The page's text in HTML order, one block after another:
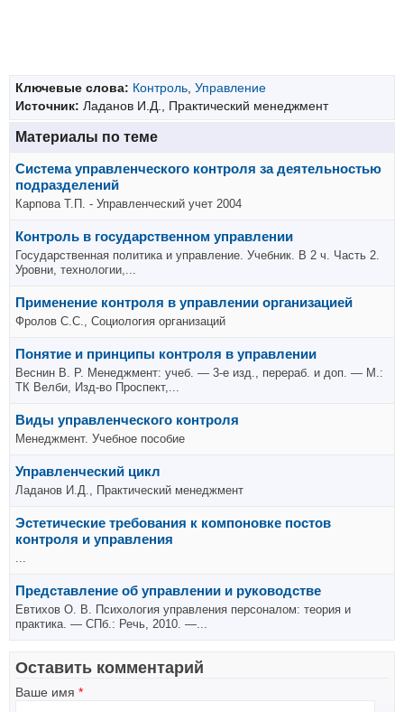
Ключевые слова: Контроль, Управление
Источник: Ладанов И.Д., Практический менеджмент
Материалы по теме
Система управленческого контроля за деятельностью
подразделений
Карпова Т.П. - Управленческий учет 2004
Контроль в государственном управлении
Государственная политика и управление. Учебник. В 2 ч. Часть 2.
Уровни, технологии,...
Применение контроля в управлении организацией
Фролов С.С., Социология организаций
Понятие и принципы контроля в управлении
Веснин В. Р. Менеджмент: учеб. — 3-е изд., перераб. и доп. — М.:
ТК Велби, Изд-во Проспект,...
Виды управленческого контроля
Менеджмент. Учебное пособие
Управленческий цикл
Ладанов И.Д., Практический менеджмент
Эстетические требования к компоновке постов
контроля и управления
...
Представление об управлении и руководстве
Евтихов О. В. Психология управления персоналом: теория и
практика. — СПб.: Речь, 2010. —...
Оставить комментарий
Ваше имя *